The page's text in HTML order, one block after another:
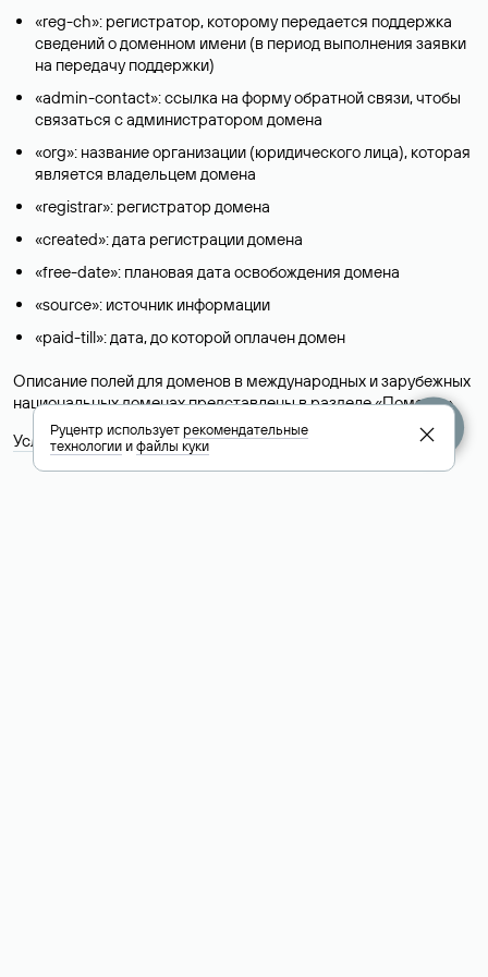
«reg-ch»: регистратор, которому передается поддержка
сведений о доменном имени (в период выполнения заявки
на передачу поддержки)
«admin-contact»: ссылка на форму обратной связи, чтобы
связаться с администратором домена
«org»: название организации (юридического лица), которая
является владельцем домена
«registrar»: регистратор домена
«created»: дата регистрации домена
«free-date»: плановая дата освобождения домена
«source»: источник информации
«paid-till»: дата, до которой оплачен домен
Описание полей для доменов в международных и зарубежных
национальных доменах представлены в разделе «Помощь».
Условия использования Whois-сервиса
Руцентр используетрекомендательные
технологииифайлы куки